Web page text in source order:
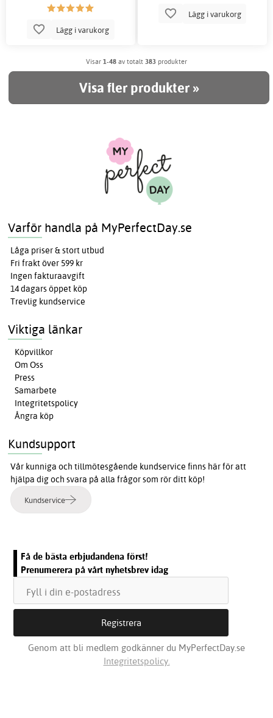
Lägg i varukorg
Lägg i varukorg
Visar 1-48 av totalt 383 produkter
Visa fler produkter »
Varför handla på MyPerfectDay.se
Låga priser & stort utbud
Fri frakt över 599 kr
Ingen fakturaavgift
14 dagars öppet köp
Trevlig kundservice
Viktiga länkar
Köpvillkor
Om Oss
Press
Samarbete
Integritetspolicy
Ångra köp
Kundsupport
Vår kunniga och tillmötesgående kundservice finns här för att
hjälpa dig och svara på alla frågor som rör ditt köp!
Kundservice
Få de bästa erbjudandena först!
Prenumerera på vårt nyhetsbrev idag
Genom att bli medlem godkänner du MyPerfectDay.se
Integritetspolicy.